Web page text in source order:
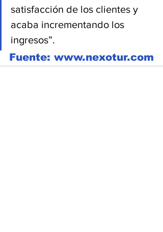
satisfacción de los clientes y
acaba incrementando los
ingresos”.
Fuente: www.nexotur.com